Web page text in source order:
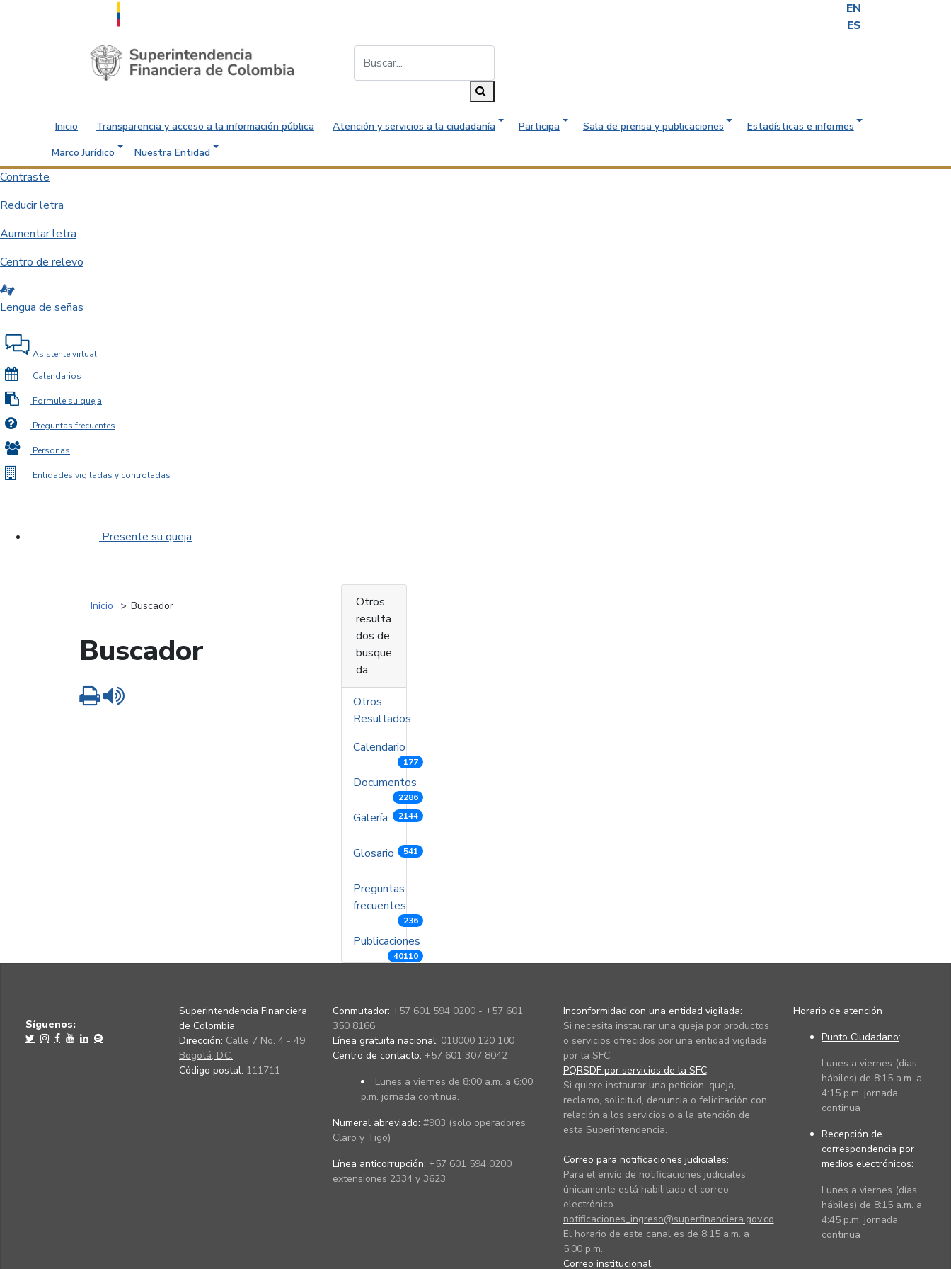
EN
ES
Saltar al contenido principal
Inicio Transparencia y acceso a la información pública Atención y servicios a la ciudadanía Participa Sala de prensa y publicaciones
Estadísticas e informes
Marco Jurídico
Nuestra Entidad
Contraste
Reducir letra
Aumentar letra
Centro de relevo
Lengua de señas
Asistente virtual
Calendarios
Formule su queja
Preguntas frecuentes
Personas
Entidades vigiladas y controladas
Presente su queja
Inicio Buscador
Buscador
Imprimir
Otros
resulta
dos de
busque
da
Otros
Resultados
Calendario
177
Documentos
2286
Galería 2144
Glosario 541
Preguntas
frecuentes
236
Publicaciones
40110
Síguenos:
Superintendencia Financiera
de Colombia
Dirección: Calle 7 No. 4 - 49
Bogotá, D.C.
Código postal: 111711
Conmutador: +57 601 594 0200 - +57 601
350 8166
Línea gratuita nacional: 018000 120 100
Centro de contacto: +57 601 307 8042
Lunes a viernes de 8:00 a.m. a 6:00
p.m. jornada continua.
Numeral abreviado: #903 (solo operadores
Claro y Tigo)
Línea anticorrupción: +57 601 594 0200
extensiones 2334 y 3623
Inconformidad con una entidad vigilada:
Si necesita instaurar una queja por productos
o servicios ofrecidos por una entidad vigilada
por la SFC.
PQRSDF por servicios de la SFC:
Si quiere instaurar una petición, queja,
reclamo, solicitud, denuncia o felicitación con
relación a los servicios o a la atención de
esta Superintendencia.
Correo para notificaciones judiciales:
Para el envío de notificaciones judiciales
únicamente está habilitado el correo
electrónico
notificaciones_ingreso@superfinanciera.gov.co
El horario de este canal es de 8:15 a.m. a
5:00 p.m.
Correo institucional:
Horario de atención
Punto Ciudadano:
Lunes a viernes (días
hábiles) de 8:15 a.m. a
4:15 p.m. jornada
continua
Recepción de
correspondencia por
medios electrónicos:
Lunes a viernes (días
hábiles) de 8:15 a.m. a
4:45 p.m. jornada
continua